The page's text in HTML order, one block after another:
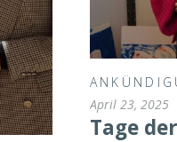
April 23, 2025
Tage